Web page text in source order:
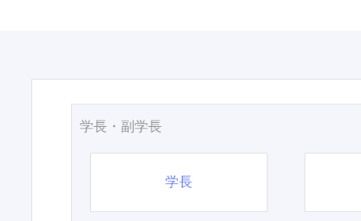
学長・副学長
学長